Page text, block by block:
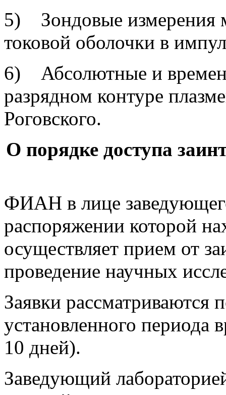
5) Зондовые измерения
токовой оболочки в
6) Абсолютные и
разрядном контуре
Роговского.
О порядке доступа
ФИАН в лице
распоряжении которой
осуществляет прием от
проведение научных
Заявки рассматриваются
установленного периода
10 дней).
Заведующий